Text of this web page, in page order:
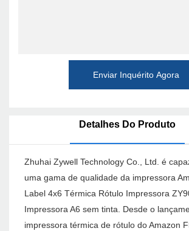
Enviar Inquérito Agora
Detalhes Do Produto
Zhuhai Zywell Technology Co., Ltd. é
uma gama de qualidade da impressora
Label 4x6 Térmica Rótulo Impressora
Impressora A6 sem tinta. Desde o
impressora térmica de rótulo do Amazon